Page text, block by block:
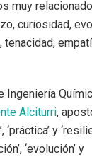
muy
curiosidad,
Ingeniería
Alciturri,
y
‘evolución’ y